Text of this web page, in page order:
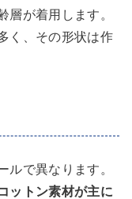
層が着用します。
く、その形状は作
ルで異なります。
ットン素材が主に